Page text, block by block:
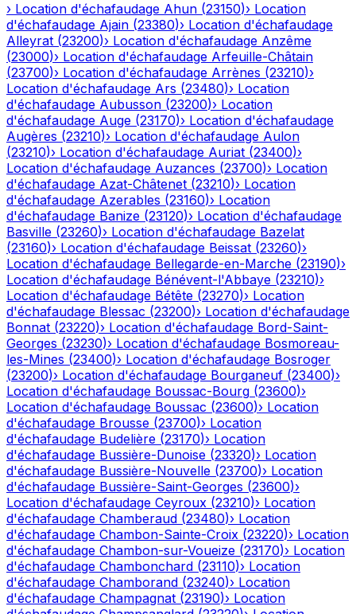
› Location d'échafaudage Ahun (23150)› Location
d'échafaudage Ajain (23380)› Location d'échafaudage
Alleyrat (23200)› Location d'échafaudage Anzême
(23000)› Location d'échafaudage Arfeuille-Châtain
(23700)› Location d'échafaudage Arrènes (23210)›
Location d'échafaudage Ars (23480)› Location
d'échafaudage Aubusson (23200)› Location
d'échafaudage Auge (23170)› Location d'échafaudage
Augères (23210)› Location d'échafaudage Aulon
(23210)› Location d'échafaudage Auriat (23400)›
Location d'échafaudage Auzances (23700)› Location
d'échafaudage Azat-Châtenet (23210)› Location
d'échafaudage Azerables (23160)› Location
d'échafaudage Banize (23120)› Location d'échafaudage
Basville (23260)› Location d'échafaudage Bazelat
(23160)› Location d'échafaudage Beissat (23260)›
Location d'échafaudage Bellegarde-en-Marche (23190)›
Location d'échafaudage Bénévent-l'Abbaye (23210)›
Location d'échafaudage Bétête (23270)› Location
d'échafaudage Blessac (23200)› Location d'échafaudage
Bonnat (23220)› Location d'échafaudage Bord-Saint-
Georges (23230)› Location d'échafaudage Bosmoreau-
les-Mines (23400)› Location d'échafaudage Bosroger
(23200)› Location d'échafaudage Bourganeuf (23400)›
Location d'échafaudage Boussac-Bourg (23600)›
Location d'échafaudage Boussac (23600)› Location
d'échafaudage Brousse (23700)› Location
d'échafaudage Budelière (23170)› Location
d'échafaudage Bussière-Dunoise (23320)› Location
d'échafaudage Bussière-Nouvelle (23700)› Location
d'échafaudage Bussière-Saint-Georges (23600)›
Location d'échafaudage Ceyroux (23210)› Location
d'échafaudage Chamberaud (23480)› Location
d'échafaudage Chambon-Sainte-Croix (23220)› Location
d'échafaudage Chambon-sur-Voueize (23170)› Location
d'échafaudage Chambonchard (23110)› Location
d'échafaudage Chamborand (23240)› Location
d'échafaudage Champagnat (23190)› Location